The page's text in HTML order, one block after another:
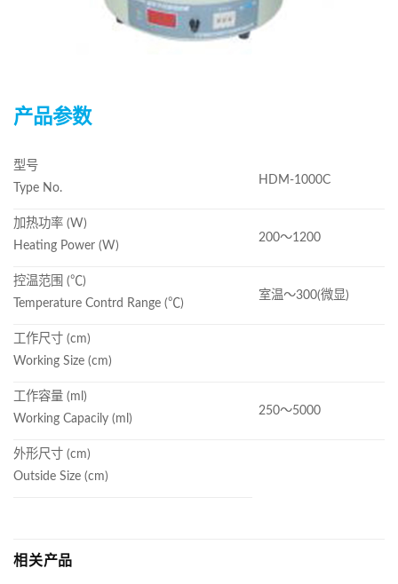
产品参数
型号
Type No.
HDM-1000C
加热功率 (W)
Heating Power (W)
200～1200
控温范围 (℃)
Temperature Contrd Range (℃)
室温～300(微显)
工作尺寸 (cm)
Working Size (cm)
工作容量 (ml)
Working Capacily (ml)
250～5000
外形尺寸 (cm)
Outside Size (cm)
相关产品